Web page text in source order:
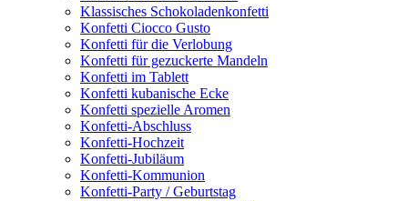
Klassisches Schokoladenkonfetti
Konfetti Ciocco Gusto
Konfetti für die Verlobung
Konfetti für gezuckerte Mandeln
Konfetti im Tablett
Konfetti kubanische Ecke
Konfetti spezielle Aromen
Konfetti-Abschluss
Konfetti-Hochzeit
Konfetti-Jubiläum
Konfetti-Kommunion
Konfetti-Party / Geburtstag